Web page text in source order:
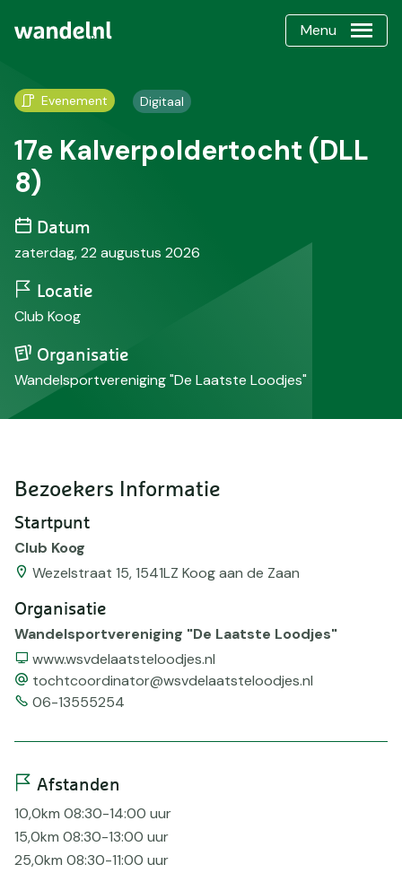
Menu
Evenement Digitaal
17e Kalverpoldertocht (DLL
8)
Datum
zaterdag, 22 augustus 2026
Locatie
Club Koog
Organisatie
Wandelsportvereniging "De Laatste Loodjes"
Bezoekers Informatie
Startpunt
Club Koog
Wezelstraat 15, 1541LZ Koog aan de Zaan
Organisatie
Wandelsportvereniging "De Laatste Loodjes"
Website
www.wsvdelaatsteloodjes.nl
emailtochtcoordinator@wsvdelaatsteloodjes.nl
Telefoonnummer
06-13555254
Afstanden
10,0km 08:30-14:00 uur
15,0km 08:30-13:00 uur
25,0km 08:30-11:00 uur